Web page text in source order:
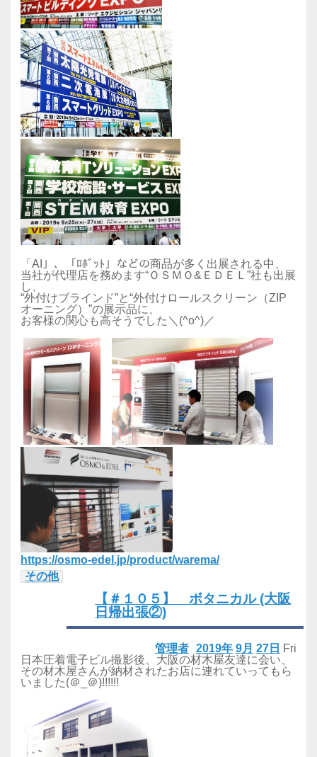
「AI」、「ﾛﾎﾞｯﾄ」などの商品が多く出展される中、
当社が代理店を務めます“ＯＳＭＯ&ＥＤＥＬ”社も出展
し、
“外付けブラインド”と“外付けロールスクリーン（ZIP
オーニング）”の展示品に、
お客様の関心も高そうでした＼(^o^)／
https://osmo-edel.jp/product/warema/
その他
【＃１０５】 ボタニカル (大阪
日帰出張②)
2019年 9月 27日 Fri
管理者
日本圧着電子ビル撮影後、大阪の材木屋友達に会い、
その材木屋さんが納材されたお店に連れていってもら
いました(＠_＠)!!!!!!